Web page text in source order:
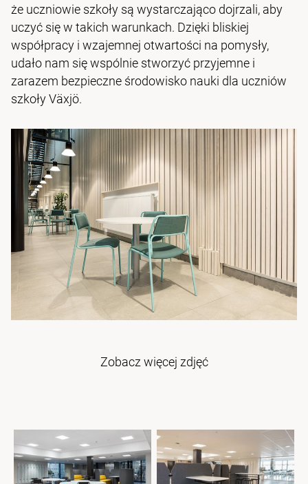
że uczniowie szkoły są wystarczająco dojrzali, aby
uczyć się w takich warunkach. Dzięki bliskiej
współpracy i wzajemnej otwartości na pomysły,
udało nam się wspólnie stworzyć przyjemne i
zarazem bezpieczne środowisko nauki dla uczniów
szkoły Växjö.
Zobacz więcej zdjęć